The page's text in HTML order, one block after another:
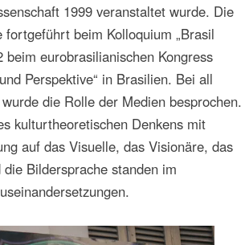
der Popularmusik in
Vorlesung am
der Universität
als Ziel, einen Überblick
Popularmusik
Perspektive zu gewähren,
und Fragen einer
Musikwissenschaft
Noten und
für die